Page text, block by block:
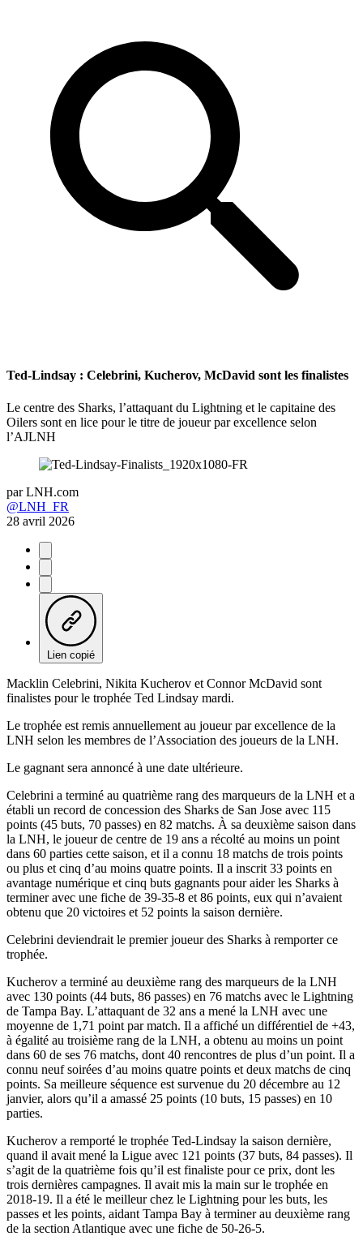
Ted-Lindsay : Celebrini, Kucherov, McDavid sont les finalistes
Le centre des Sharks, l’attaquant du Lightning et le capitaine des
Oilers sont en lice pour le titre de joueur par excellence selon
l’AJLNH
par LNH.com
@LNH_FR
28 avril 2026
Lien copié
Macklin Celebrini, Nikita Kucherov et Connor McDavid sont
finalistes pour le trophée Ted Lindsay mardi.
Le trophée est remis annuellement au joueur par excellence de la
LNH selon les membres de l’Association des joueurs de la LNH.
Le gagnant sera annoncé à une date ultérieure.
Celebrini a terminé au quatrième rang des marqueurs de la LNH et a
établi un record de concession des Sharks de San Jose avec 115
points (45 buts, 70 passes) en 82 matchs. À sa deuxième saison dans
la LNH, le joueur de centre de 19 ans a récolté au moins un point
dans 60 parties cette saison, et il a connu 18 matchs de trois points
ou plus et cinq d’au moins quatre points. Il a inscrit 33 points en
avantage numérique et cinq buts gagnants pour aider les Sharks à
terminer avec une fiche de 39-35-8 et 86 points, eux qui n’avaient
obtenu que 20 victoires et 52 points la saison dernière.
Celebrini deviendrait le premier joueur des Sharks à remporter ce
trophée.
Kucherov a terminé au deuxième rang des marqueurs de la LNH
avec 130 points (44 buts, 86 passes) en 76 matchs avec le Lightning
de Tampa Bay. L’attaquant de 32 ans a mené la LNH avec une
moyenne de 1,71 point par match. Il a affiché un différentiel de +43,
à égalité au troisième rang de la LNH, a obtenu au moins un point
dans 60 de ses 76 matchs, dont 40 rencontres de plus d’un point. Il a
connu neuf soirées d’au moins quatre points et deux matchs de cinq
points. Sa meilleure séquence est survenue du 20 décembre au 12
janvier, alors qu’il a amassé 25 points (10 buts, 15 passes) en 10
parties.
Kucherov a remporté le trophée Ted-Lindsay la saison dernière,
quand il avait mené la Ligue avec 121 points (37 buts, 84 passes). Il
s’agit de la quatrième fois qu’il est finaliste pour ce prix, dont les
trois dernières campagnes. Il avait mis la main sur le trophée en
2018-19. Il a été le meilleur chez le Lightning pour les buts, les
passes et les points, aidant Tampa Bay à terminer au deuxième rang
de la section Atlantique avec une fiche de 50-26-5.